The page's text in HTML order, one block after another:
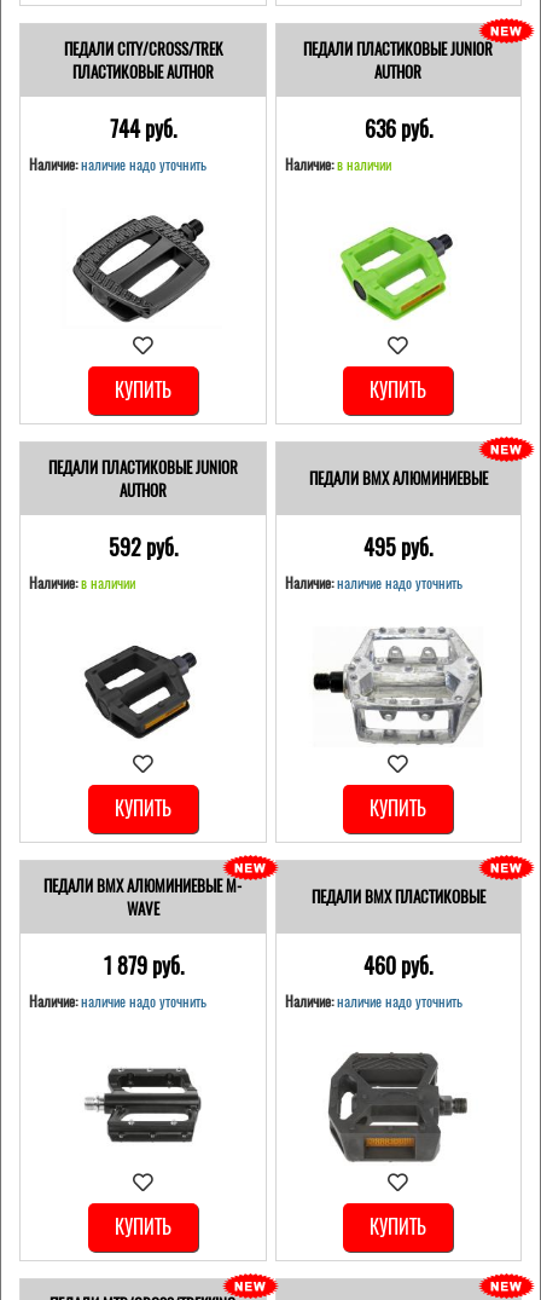
ПЕДАЛИ CITY/CROSS/TREK
ПЛАСТИКОВЫЕ AUTHOR
744 pуб.
Наличие:наличие надо уточнить
КУПИТЬ
ПЕДАЛИ ПЛАСТИКОВЫЕ JUNIOR
AUTHOR
636 pуб.
Наличие: в наличии
КУПИТЬ
ПЕДАЛИ ПЛАСТИКОВЫЕ JUNIOR
AUTHOR
592 pуб.
Наличие:в наличии
КУПИТЬ
ПЕДАЛИ BMX АЛЮМИНИЕВЫЕ
495 pуб.
Наличие: наличие надо уточнить
КУПИТЬ
ПЕДАЛИ BMX АЛЮМИНИЕВЫЕ M-
WAVE
1 879 pуб.
Наличие:наличие надо уточнить
КУПИТЬ
ПЕДАЛИ BMX ПЛАСТИКОВЫЕ
460 pуб.
Наличие: наличие надо уточнить
КУПИТЬ